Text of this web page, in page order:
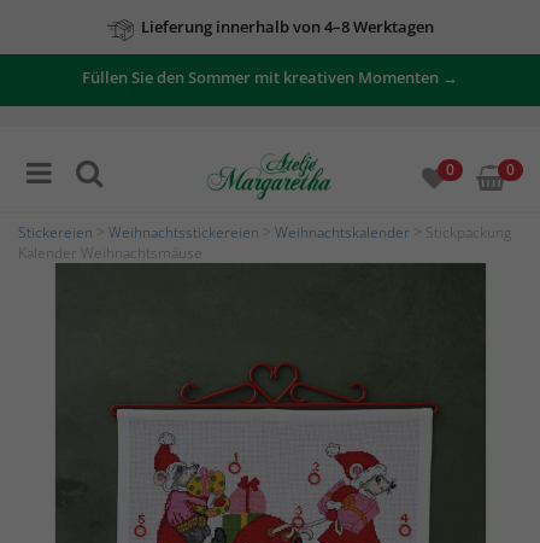
Lieferung innerhalb von 4–8 Werktagen
Füllen Sie den Sommer mit kreativen Momenten →
0 0
Stickereien Weihnachtsstickereien Weihnachtskalender > Stickpackung
Kalender Weihnachtsmäuse